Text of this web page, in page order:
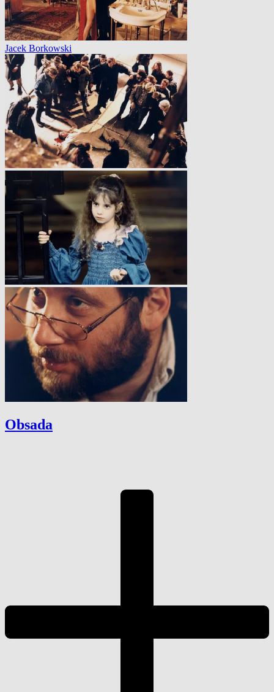
Jacek Borkowski
Obsada